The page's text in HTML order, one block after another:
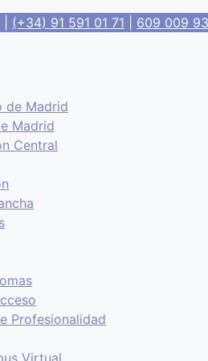
(+34) 91 591 01 71 609 009
de Madrid
Madrid
Central
Profesionalidad
Virtual